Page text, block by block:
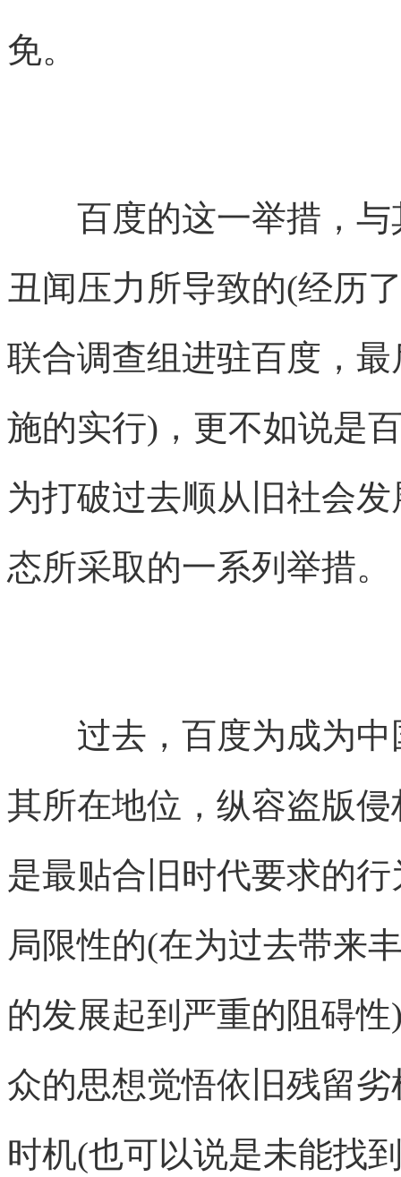
免。
百度的这一举措，与
丑闻压力所导致的(经历
联合调查组进驻百度，
施的实行)，更不如说是
为打破过去顺从旧社会
态所采取的一系列举措。
过去，百度为成为中
其所在地位，纵容盗版
是最贴合旧时代要求的
局限性的(在为过去带来
的发展起到严重的阻碍
众的思想觉悟依旧残留
时机(也可以说是未能找